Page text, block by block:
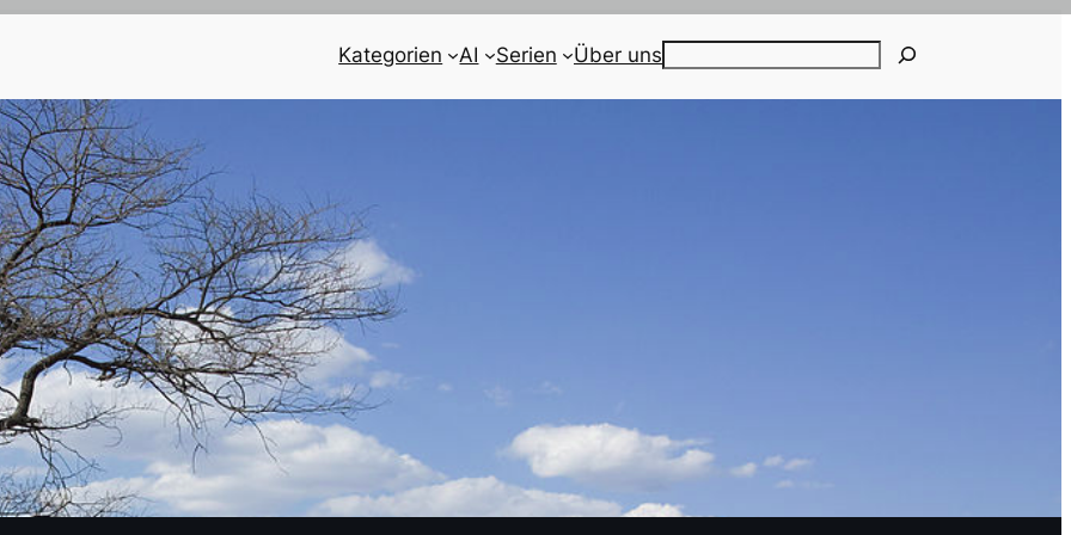
Kategorien AI Serien Über uns